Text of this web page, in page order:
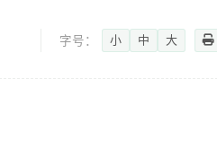
字号：
小 中 大